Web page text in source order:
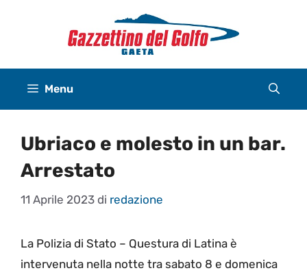
Menu
Ubriaco e molesto in un bar.
Arrestato
11 Aprile 2023 di redazione
La Polizia di Stato – Questura di Latina è
intervenuta nella notte tra sabato 8 e domenica